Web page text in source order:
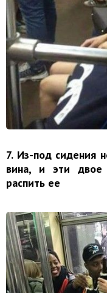
7. Из-под сидения
вина, и эти двое
распить ее